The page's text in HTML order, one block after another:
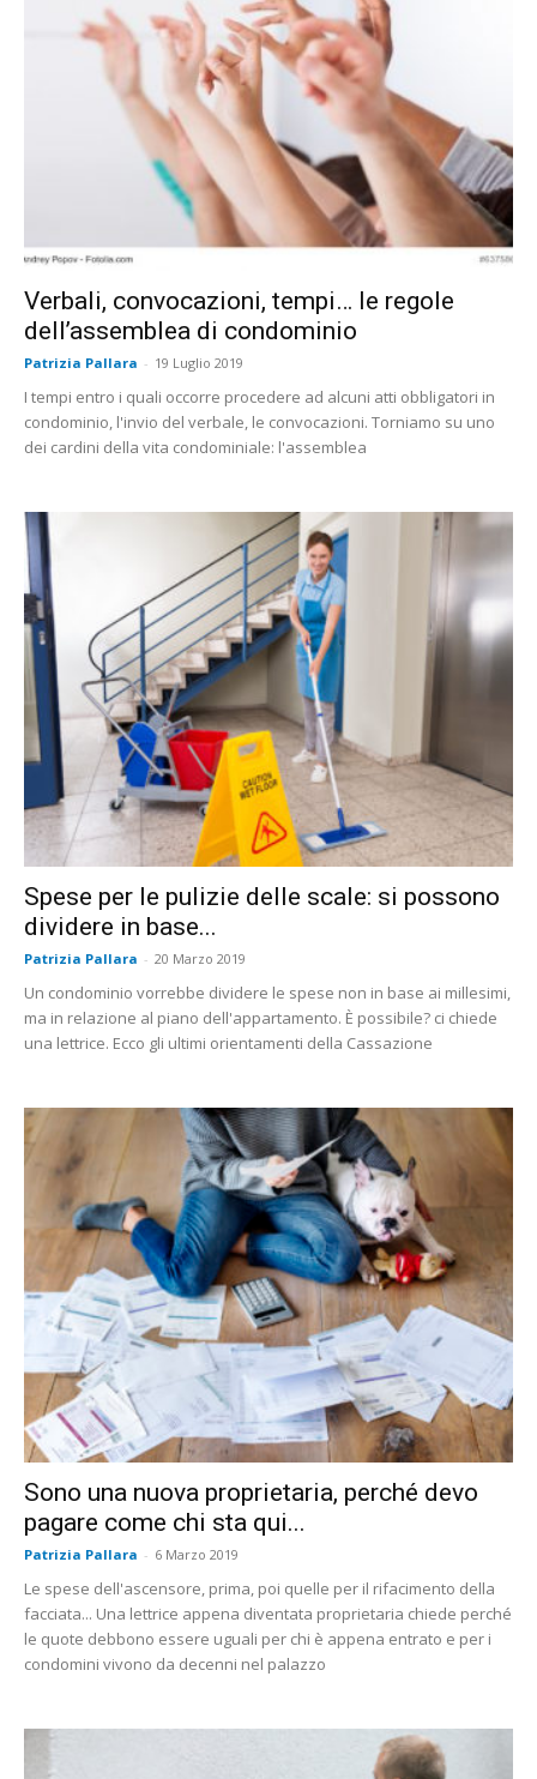
Verbali, convocazioni, tempi… le regole
dell’assemblea di condominio
Patrizia Pallara - 19 Luglio 2019
I tempi entro i quali occorre procedere ad alcuni atti obbligatori in
condominio, l'invio del verbale, le convocazioni. Torniamo su uno
dei cardini della vita condominiale: l'assemblea
Spese per le pulizie delle scale: si possono
dividere in base...
Patrizia Pallara - 20 Marzo 2019
Un condominio vorrebbe dividere le spese non in base ai millesimi,
ma in relazione al piano dell'appartamento. È possibile? ci chiede
una lettrice. Ecco gli ultimi orientamenti della Cassazione
Sono una nuova proprietaria, perché devo
pagare come chi sta qui...
Patrizia Pallara - 6 Marzo 2019
Le spese dell'ascensore, prima, poi quelle per il rifacimento della
facciata... Una lettrice appena diventata proprietaria chiede perché
le quote debbono essere uguali per chi è appena entrato e per i
condomini vivono da decenni nel palazzo